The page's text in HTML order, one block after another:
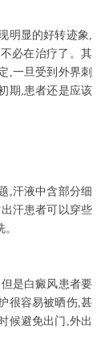
显的好转迹象,
必在治疗了。其
,一旦受到外界刺
期,患者还是应该
汗液中含部分细
汗患者可以穿些
是白癜风患者要
很容易被晒伤,甚
候避免出门,外出